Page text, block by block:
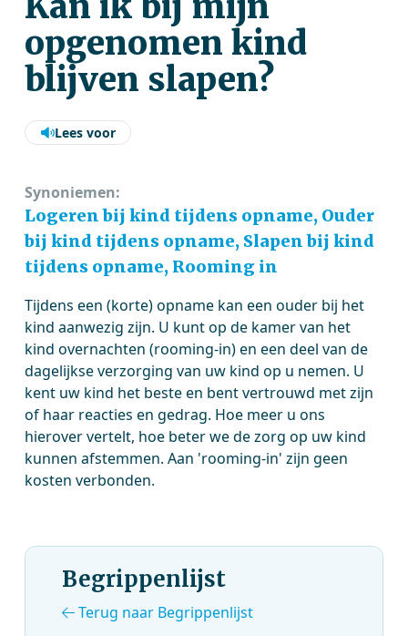
opgenomen kind
blijven slapen?
Lees voor
Synoniemen:
Logeren bij kind tijdens opname, Ouder
bij kind tijdens opname, Slapen bij kind
tijdens opname, Rooming in
Tijdens een (korte) opname kan een ouder bij het
kind aanwezig zijn. U kunt op de kamer van het
kind overnachten (rooming-in) en een deel van de
dagelijkse verzorging van uw kind op u nemen. U
kent uw kind het beste en bent vertrouwd met zijn
of haar reacties en gedrag. Hoe meer u ons
hierover vertelt, hoe beter we de zorg op uw kind
kunnen afstemmen. Aan 'rooming-in' zijn geen
kosten verbonden.
Begrippenlijst
Terug naar Begrippenlijst